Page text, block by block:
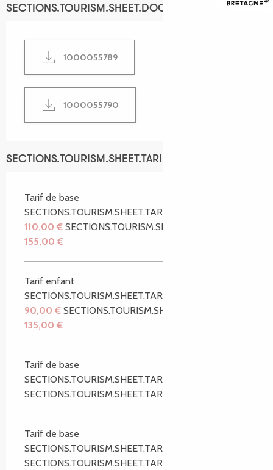
SECTIONS.TOURISM.SHEET.DOCUMENTATION
1000055789
1000055790
SECTIONS.TOURISM.SHEET.TARIFFS.TARIFFS
Tarif de base
SECTIONS.TOURISM.SHEET.TARIFFS.FROM
110,00 € SECTIONS.TOURISM.SHEET.TARIFFS.TO
155,00 €
Tarif enfant
SECTIONS.TOURISM.SHEET.TARIFFS.FROM
90,00 € SECTIONS.TOURISM.SHEET.TARIFFS.TO
135,00 €
Tarif de base
SECTIONS.TOURISM.SHEET.TARIFFS.FROM
SECTIONS.TOURISM.SHEET.TARIFFS.TO
Tarif de base
SECTIONS.TOURISM.SHEET.TARIFFS.FROM
SECTIONS.TOURISM.SHEET.TARIFFS.TO